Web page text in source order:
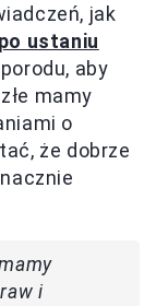
jak
po ustaniu
aby
mamy
o
że dobrze
i